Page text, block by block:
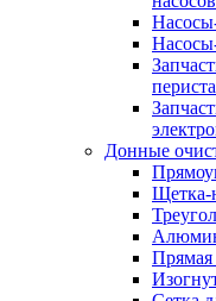
Донные
Щетка-
Прямая